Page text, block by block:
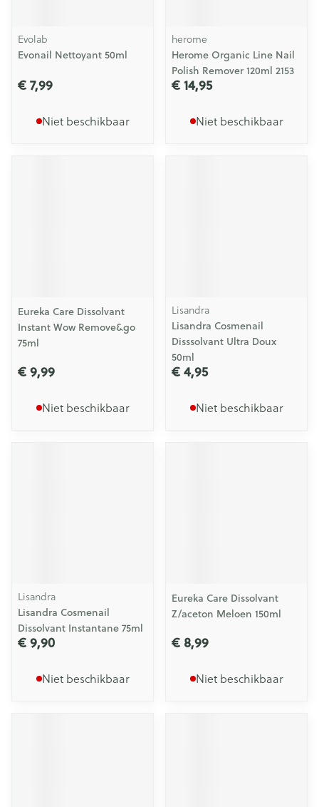
Evolab
Evonail Nettoyant 50ml
€ 7,99
Niet beschikbaar
herome
Herome Organic Line Nail
Polish Remover 120ml 2153
€ 14,95
Niet beschikbaar
Eureka Care Dissolvant
Instant Wow Remove&go
75ml
€ 9,99
Niet beschikbaar
Lisandra
Lisandra Cosmenail
Disssolvant Ultra Doux
50ml
€ 4,95
Niet beschikbaar
Lisandra
Lisandra Cosmenail
Dissolvant Instantane 75ml
€ 9,90
Niet beschikbaar
Eureka Care Dissolvant
Z/aceton Meloen 150ml
€ 8,99
Niet beschikbaar